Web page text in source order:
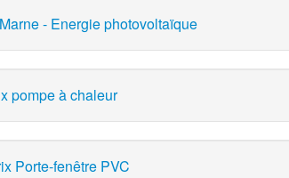
- Energie photovoltaïque
pompe à chaleur
Porte-fenêtre PVC